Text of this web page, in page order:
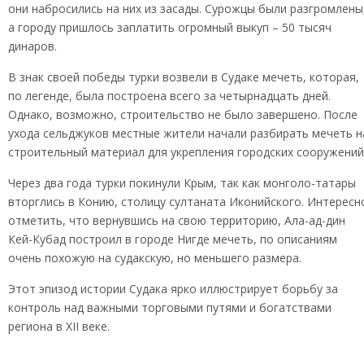
они набросились на них из засады. Сурожцы были
а городу пришлось заплатить огромный выкуп – 50 тысяч
динаров.
В знак своей победы турки возвели в Судаке мечеть, которая,
по легенде, была построена всего за четырнадцать дней.
Однако, возможно, строительство не было завершено. После
ухода сельджуков местные жители начали разбирать мечеть
строительный материал для укрепления городских
Через два года турки покинули Крым, так как монголо-татары
вторглись в Конию, столицу султаната Иконийского.
отметить, что вернувшись на свою территорию, Ала-ад-дин
Кей-Кубад построил в городе Нигде мечеть, по описаниям
очень похожую на судакскую, но меньшего размера.
Этот эпизод истории Судака ярко иллюстрирует борьбу за
контроль над важными торговыми путями и богатствами
региона в XII веке.